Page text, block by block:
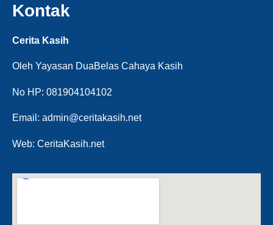
Kontak
Cerita Kasih
Oleh Yayasan DuaBelas Cahaya Kasih
No HP: 081904104102
Email: admin@ceritakasih.net
Web: CeritaKasih.net